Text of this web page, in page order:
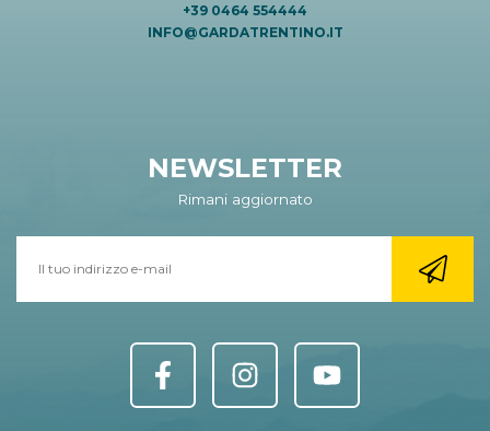
+39 0464 554444
INFO@GARDATRENTINO.IT
NEWSLETTER
Rimani aggiornato